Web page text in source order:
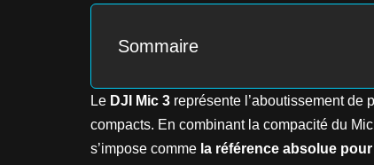
Sommaire
Le DJI Mic 3 représente l’aboutissement de
compacts. En combinant la compacité du
s’impose comme la référence absolue